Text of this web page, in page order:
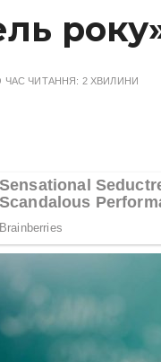
ЧАС ЧИТАННЯ: 2 ХВИЛИНИ